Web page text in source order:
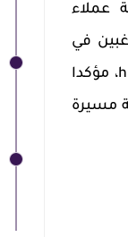
عملاء
في
شغل الوظائف إرسال سيَّرهم الذاتية على البريد الإلكتروني hr@scbank.com.eg، مؤكدا
مسيرة